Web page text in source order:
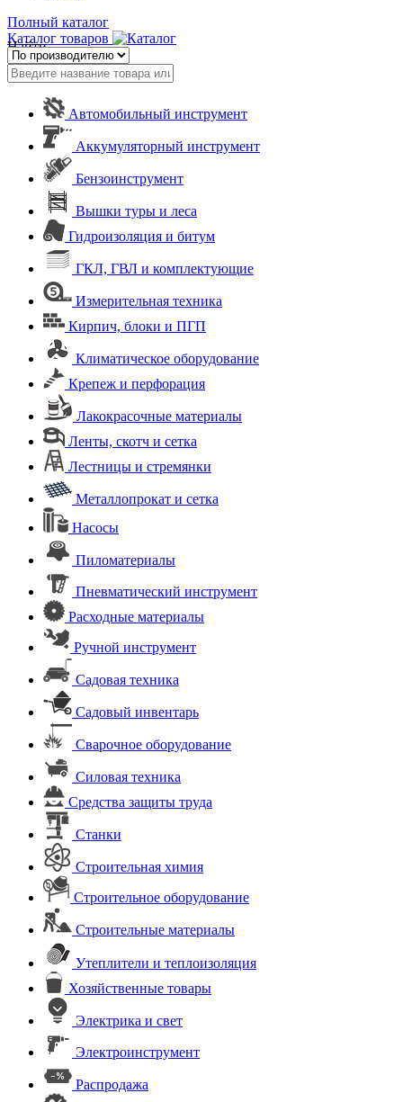
Полный каталог
Каталог товаров
Найти
Автомобильный инструмент
Аккумуляторный инструмент
Бензоинструмент
Вышки туры и леса
Гидроизоляция и битум
ГКЛ, ГВЛ и комплектующие
Измерительная техника
Кирпич, блоки и ПГП
Климатическое оборудование
Крепеж и перфорация
Лакокрасочные материалы
Ленты, скотч и сетка
Лестницы и стремянки
Металлопрокат и сетка
Насосы
Пиломатериалы
Пневматический инструмент
Расходные материалы
Ручной инструмент
Садовая техника
Садовый инвентарь
Сварочное оборудование
Силовая техника
Средства защиты труда
Станки
Строительная химия
Строительное оборудование
Строительные материалы
Утеплители и теплоизоляция
Хозяйственные товары
Электрика и свет
Электроинструмент
Распродажа